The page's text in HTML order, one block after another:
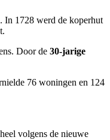
In 1728 werd de koperhut
Door de 30-jarige
76 woningen en 124
volgens de nieuwe